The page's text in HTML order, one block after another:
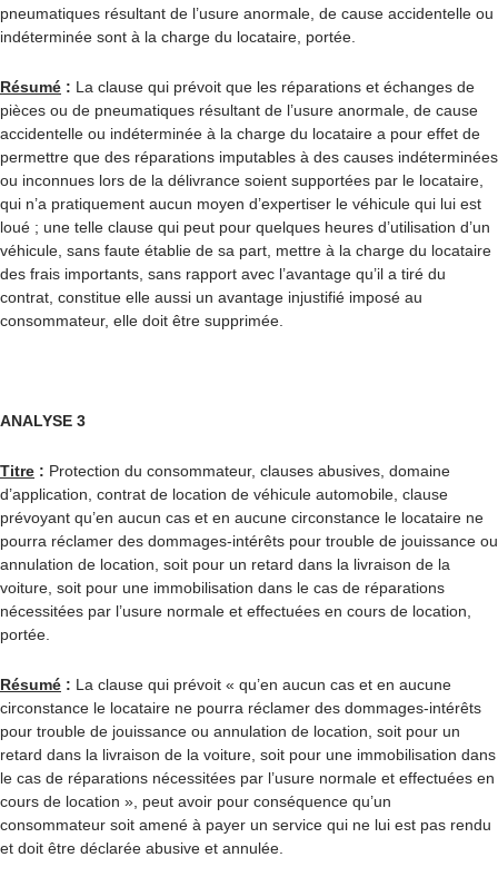
pneumatiques résultant de l’usure anormale, de cause accidentelle ou
indéterminée sont à la charge du locataire, portée.
Résumé : La clause qui prévoit que les réparations et échanges de
pièces ou de pneumatiques résultant de l’usure anormale, de cause
accidentelle ou indéterminée à la charge du locataire a pour effet de
permettre que des réparations imputables à des causes indéterminées
ou inconnues lors de la délivrance soient supportées par le locataire,
qui n’a pratiquement aucun moyen d’expertiser le véhicule qui lui est
loué ; une telle clause qui peut pour quelques heures d’utilisation d’un
véhicule, sans faute établie de sa part, mettre à la charge du locataire
des frais importants, sans rapport avec l’avantage qu’il a tiré du
contrat, constitue elle aussi un avantage injustifié imposé au
consommateur, elle doit être supprimée.
ANALYSE 3
Titre : Protection du consommateur, clauses abusives, domaine
d’application, contrat de location de véhicule automobile, clause
prévoyant qu’en aucun cas et en aucune circonstance le locataire ne
pourra réclamer des dommages-intérêts pour trouble de jouissance ou
annulation de location, soit pour un retard dans la livraison de la
voiture, soit pour une immobilisation dans le cas de réparations
nécessitées par l’usure normale et effectuées en cours de location,
portée.
Résumé : La clause qui prévoit « qu’en aucun cas et en aucune
circonstance le locataire ne pourra réclamer des dommages-intérêts
pour trouble de jouissance ou annulation de location, soit pour un
retard dans la livraison de la voiture, soit pour une immobilisation dans
le cas de réparations nécessitées par l’usure normale et effectuées en
cours de location », peut avoir pour conséquence qu’un
consommateur soit amené à payer un service qui ne lui est pas rendu
et doit être déclarée abusive et annulée.